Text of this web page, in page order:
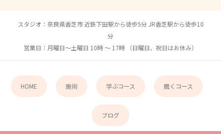
スタジオ：奈良県香芝市 近鉄下田駅から徒歩5分 JR香芝駅から徒歩10
分
営業日：月曜日〜土曜日 10時 〜 17時 （日曜日、祝日はお休み）
HOME 施術 学ぶコース 磨くコース
ブログ